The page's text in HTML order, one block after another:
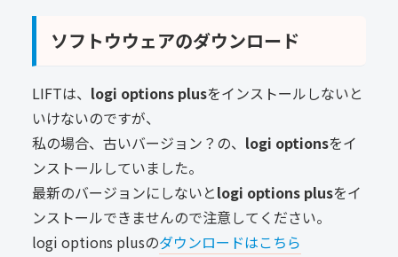
ソフトウウェアのダウンロード
LIFTは、 logi options plusをインストールしないと
いけないのですが、
私の場合、古いバージョン？の、 logi optionsをイ
ンストールしていました。
最新のバージョンにしないとlogi options plusをイ
ンストールできませんので注意してください。
logi options plusのダウンロードはこちら